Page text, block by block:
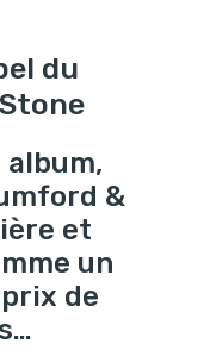
du
album,
&
et
un
de